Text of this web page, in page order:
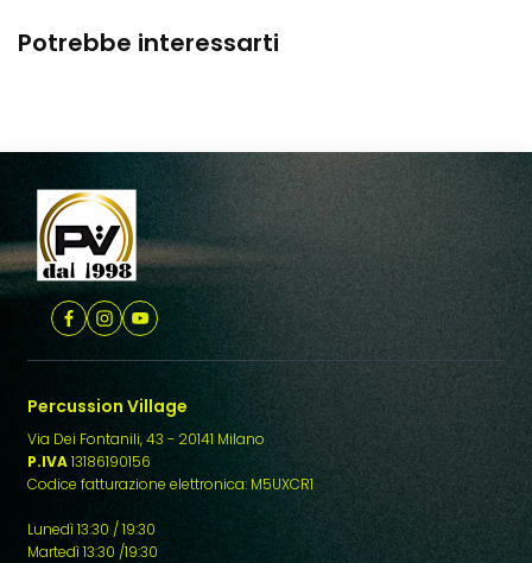
Potrebbe interessarti
Percussion Village
Via Dei Fontanili, 43 - 20141 Milano
P.IVA13186190156
Codice fatturazione elettronica: M5UXCR1
Lunedì 13:30 / 19:30
Martedì 13:30 /19:30